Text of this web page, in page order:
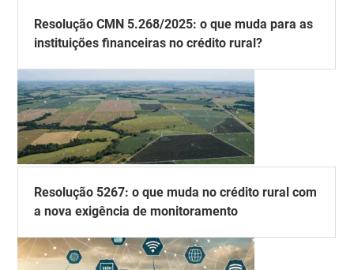
Resolução CMN 5.268/2025: o que muda para as
instituições financeiras no crédito rural?
Resolução 5267: o que muda no crédito rural com
a nova exigência de monitoramento